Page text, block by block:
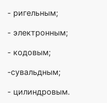
- ригельным;
- электронным;
- кодовым;
-сувальдным;
- цилиндровым.